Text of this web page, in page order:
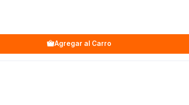
Agregar al Carro